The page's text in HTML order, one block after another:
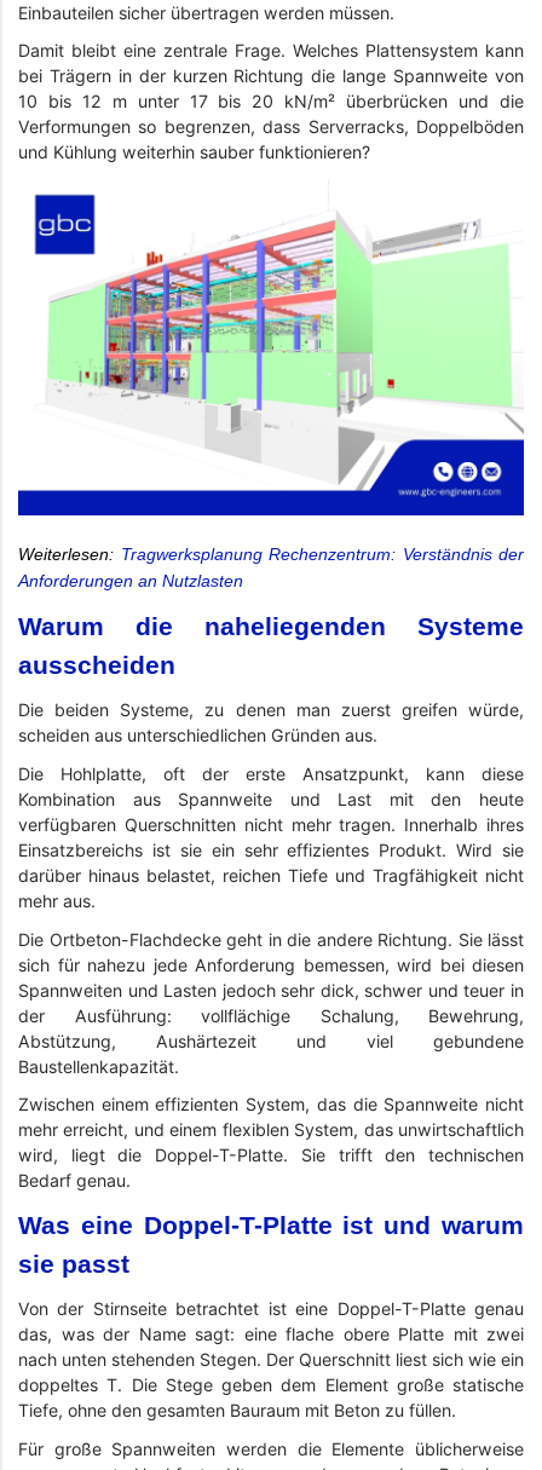
Einbauteilen sicher übertragen werden müssen.
Damit bleibt eine zentrale Frage. Welches Plattensystem kann
bei Trägern in der kurzen Richtung die lange Spannweite von
10 bis 12 m unter 17 bis 20 kN/m² überbrücken und die
Verformungen so begrenzen, dass Serverracks, Doppelböden
und Kühlung weiterhin sauber funktionieren?
Weiterlesen: Tragwerksplanung Rechenzentrum: Verständnis der
Anforderungen an Nutzlasten
Warum die naheliegenden Systeme
ausscheiden
Die beiden Systeme, zu denen man zuerst greifen würde,
scheiden aus unterschiedlichen Gründen aus.
Die Hohlplatte, oft der erste Ansatzpunkt, kann diese
Kombination aus Spannweite und Last mit den heute
verfügbaren Querschnitten nicht mehr tragen. Innerhalb ihres
Einsatzbereichs ist sie ein sehr effizientes Produkt. Wird sie
darüber hinaus belastet, reichen Tiefe und Tragfähigkeit nicht
mehr aus.
Die Ortbeton-Flachdecke geht in die andere Richtung. Sie lässt
sich für nahezu jede Anforderung bemessen, wird bei diesen
Spannweiten und Lasten jedoch sehr dick, schwer und teuer in
der Ausführung: vollflächige Schalung, Bewehrung,
Abstützung, Aushärtezeit und viel gebundene
Baustellenkapazität.
Zwischen einem effizienten System, das die Spannweite nicht
mehr erreicht, und einem flexiblen System, das unwirtschaftlich
wird, liegt die Doppel-T-Platte. Sie trifft den technischen
Bedarf genau.
Was eine Doppel-T-Platte ist und warum
sie passt
Von der Stirnseite betrachtet ist eine Doppel-T-Platte genau
das, was der Name sagt: eine flache obere Platte mit zwei
nach unten stehenden Stegen. Der Querschnitt liest sich wie ein
doppeltes T. Die Stege geben dem Element große statische
Tiefe, ohne den gesamten Bauraum mit Beton zu füllen.
Für große Spannweiten werden die Elemente üblicherweise